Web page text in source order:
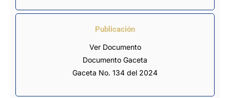
Publicación
Ver Documento
Documento Gaceta
Gaceta No. 134 del 2024